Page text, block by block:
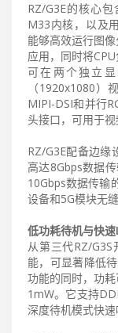
RZ/G3E的核心
M33内核，以及
能够高效运行图
应用，同时将
可在两个独立
（1920x1080）
MIPI-DSI和并行
头接口，可用于视
RZ/G3E配备边缘
高达8Gbps数据
10Gbps数据传输
设备和5G模块无
低功耗待机与快
从第三代RZ/
能，可显著降低
功能的同时，功
1mW。它支持
深度待机模式快速